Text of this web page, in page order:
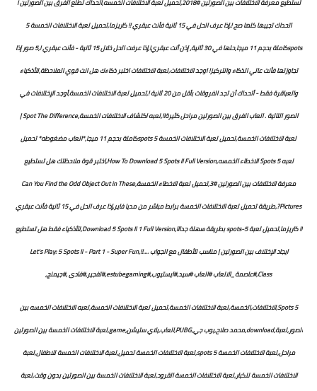
تستطيع معرفة الاختلافات بين الصورتين #2018,تحميل لعبة الاختلافات الخمسه,اتحداك تطلع الفرق بين الصورتين I
اتحداك تجيبها كلها صح !,إذا عرف الحل في 15 ثانية فأنت عبقري !! كاريزما,تحميل لعبة الاختلافات الخمسة 5
spotsكاملة بحجم 11 ميجا,حلها في 30 ثانية، إذن أنت عبقري!,إذا عرفت الحل خلال 15 ثانية - فأنت عبقري !,5 صور إذا
تجاوزتها فأنت عالي الذكاء والتركيز! اوجد الاختلافات,لعبة الاختلافات اختبر ذكاءك هل انت قوي الملاحظة,للأذكياء
والعباقرة فقط - أتحداك أن تجد الفروقات بأقل من 20 ثانية !,تحميل لعبة الاختلافات الخمسة,أوجد الإختلافات في
الصور التالية . العاب الفرق بين الصورتين مراحل كثيرة!!,لعبه اكتشاف الاختلافات الخمسة,Spot The Difference |
لعبة الاختلافات الخمسة,تحميل لعبة الاختلافات الخمسة 5 spotsكاملة بحجم 11 ميجا,*العاب مضغوطه* تحميل
لعبه 5 Spots الاخطاء الخمسه,How To Download 5 Spots II Full Version,اختبر قوة ملاحظتك هل تستطيع
معرفة الاختلافات بين الصورتين #3,تحميل لعبة الاخطاء الخمسة,Can You Find the Odd Object Out in These
Pictures?,طريقة تحميل لعبة الاختلافات الخمسة برابط مباشر من مديا فاير,إذا عرف الحل في 15 ثانية فأنت عبقري
!! كاريزما,تحميل لعبة 5-spots بطريقة سهلة جدااا,Download 5 Spots II 1 Full Version,للأذكياء فقط هل تستطيع
ايجاد الإختلاف بين الصورتين | مناسب للأطفال مع الجواب ....!!,Let's Play: 5 Spots II - Part 1 - Super Fun
Class,#عاصمة_الالعاب #العاب #سيد,#ايستيوب,#estubegaming,#تفجير,#فادى ,#جيمنج,
5 Spots,الاختلافات,الخمسة,لعبة الاختلافات الخمسة,تحميل لعبة الاختلافات الخمسة,لعبه الاختلافات الخمسه بين
الصور,لعبة,download,محمد صلاح,بوب جي,PUBG,العاب,بلاي ستيشن,game,لعبة الاختلافات الخمسة بين الصورتين
مراحل,لعبة الاختلافات الخمسة 5 spots,لعبة الاختلافات الخمسة تحميل,لعبة الاختلافات الخمسة للاطفال,لعبة
الاختلافات الخمسة للكبار,لعبة الاختلافات الخمسة القرود,لعبة الاختلافات الخمسة بين الصورتين بدون وقت,لعبة